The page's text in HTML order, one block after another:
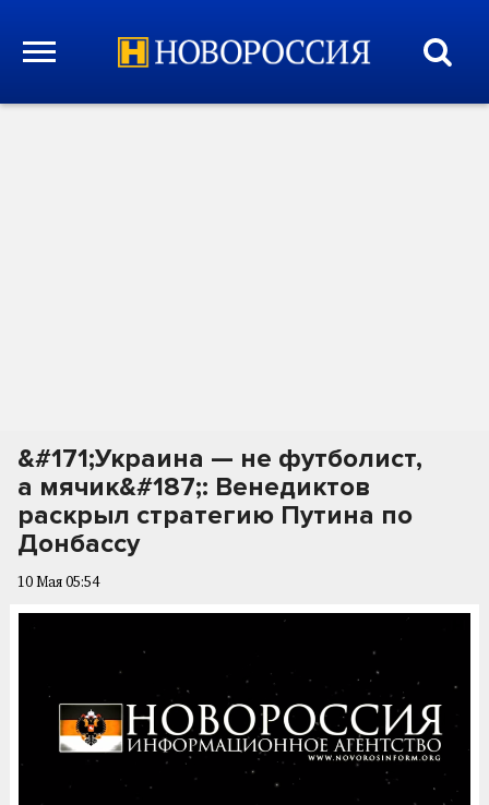
&#171;Украина — не футболист,
а мячик&#187;: Венедиктов
раскрыл стратегию Путина по
Донбассу
10 Мая 05:54